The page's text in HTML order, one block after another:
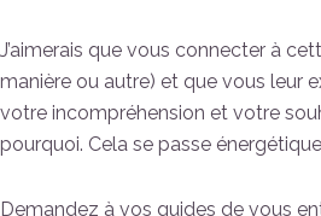
J’aimerais que vous connecter à
manière ou autre) et que vous leur
votre incompréhension et votre
pourquoi. Cela se passe
Demandez à vos guides de vous